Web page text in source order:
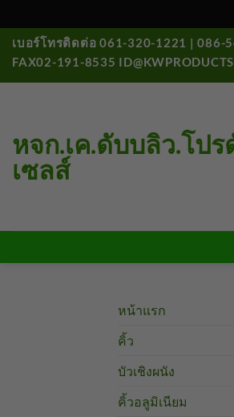
ข้าม
ไป
เบอร์โทรติดต่อ 061-320-1221 | 086-
FAX02-191-8535 ID@KWPRODUCTS
หจก.เค.ดับบลิว.โป
เซลส์
หน้าแรก
คิ้ว
บัวเชิงผนัง
คิ้วอลูมิเนียม